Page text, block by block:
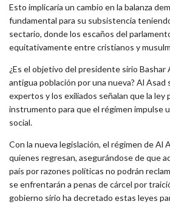
Esto implicaría un cambio en la balanza
fundamental para su subsistencia
sectario, donde los escaños del
equitativamente entre cristianos y
¿Es el objetivo del presidente sirio Bashar
antigua población por una nueva? Al
expertos y los exiliados señalan que la ley
instrumento para que el régimen impulse
social.
Con la nueva legislación, el régimen de Al
quienes regresan, asegurándose de que
país por razones políticas no podrán
se enfrentarán a penas de cárcel por
gobierno sirio ha decretado estas leyes